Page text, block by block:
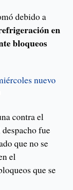
debido a
en
bloqueos
nuevo
contra el
fue
que no se
el
que se